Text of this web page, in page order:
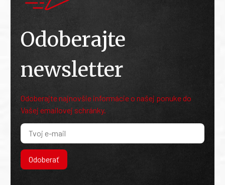
Odoberajte
newsletter
Odoberajte najnovšie informácie o našej ponuke do
Vašej emailovej schránky.
Odoberať